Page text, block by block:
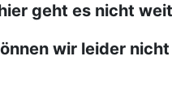
geht es nicht
wir leider